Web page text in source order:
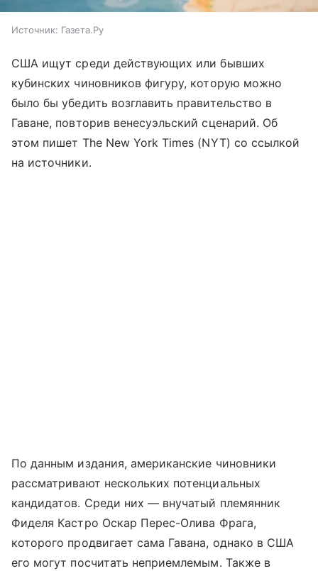
Источник: Газета.Ру
США ищут среди действующих или бывших
кубинских чиновников фигуру, которую можно
было бы убедить возглавить правительство в
Гаване, повторив венесуэльский сценарий. Об
этом пишет The New York Times (NYT) со ссылкой
на источники.
По данным издания, американские чиновники
рассматривают нескольких потенциальных
кандидатов. Среди них — внучатый племянник
Фиделя Кастро Оскар Перес-Олива Фрага,
которого продвигает сама Гавана, однако в США
его могут посчитать неприемлемым. Также в